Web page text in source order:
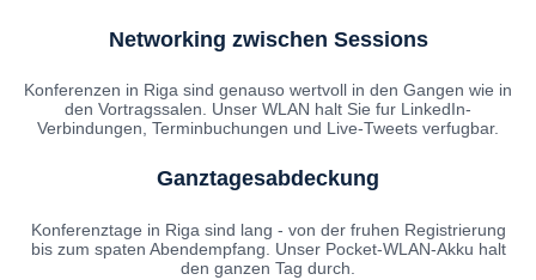
Networking zwischen Sessions
Konferenzen in Riga sind genauso wertvoll in den Gangen wie in
den Vortragssalen. Unser WLAN halt Sie fur LinkedIn-
Verbindungen, Terminbuchungen und Live-Tweets verfugbar.
Ganztagesabdeckung
Konferenztage in Riga sind lang - von der fruhen Registrierung
bis zum spaten Abendempfang. Unser Pocket-WLAN-Akku halt
den ganzen Tag durch.